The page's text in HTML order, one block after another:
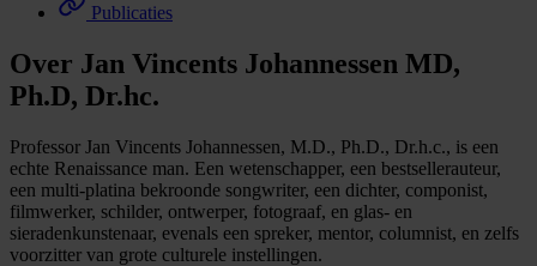
Publicaties
Over Jan Vincents Johannessen MD,
Ph.D, Dr.hc.
Professor Jan Vincents Johannessen, M.D., Ph.D., Dr.h.c., is een
echte Renaissance man. Een wetenschapper, een bestsellerauteur,
een multi-platina bekroonde songwriter, een dichter, componist,
filmwerker, schilder, ontwerper, fotograaf, en glas- en
sieradenkunstenaar, evenals een spreker, mentor, columnist, en zelfs
voorzitter van grote culturele instellingen.